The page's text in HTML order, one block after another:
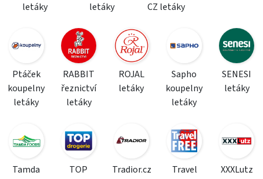
letáky
letáky
CZ letáky
Ptáček
koupelny
letáky
RABBIT
řeznictví
letáky
ROJAL
letáky
Sapho
koupelny
letáky
SENESI
letáky
Tamda
TOP
Tradior.cz
Travel
XXXLutz